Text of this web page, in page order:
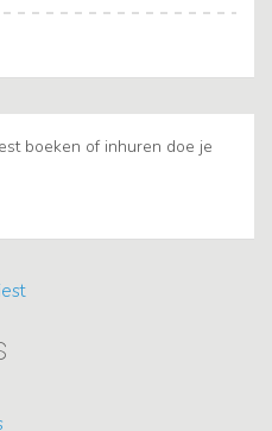
boeken of inhuren doe je